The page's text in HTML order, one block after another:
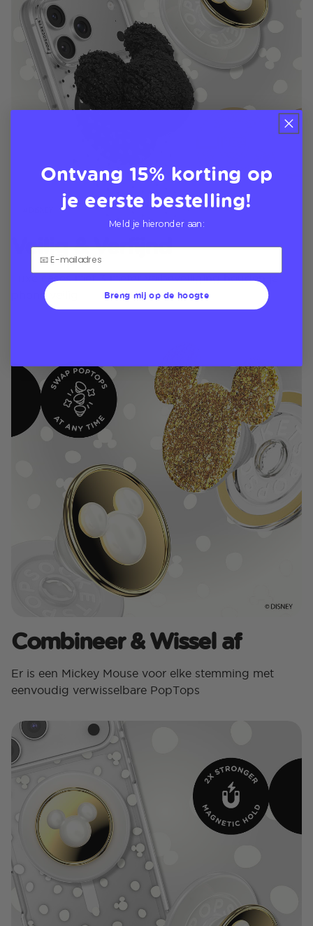
Veilig & Verfijnd
Luxe cases met 3 meter valbeveiliging houden je
phone veilig
Combineer & Wissel af
Er is een Mickey Mouse voor elke stemming met
eenvoudig verwisselbare PopTops
Ontvang 15% korting op
je eerste bestelling!
Meld je hieronder aan:
Breng mij op de hoogte